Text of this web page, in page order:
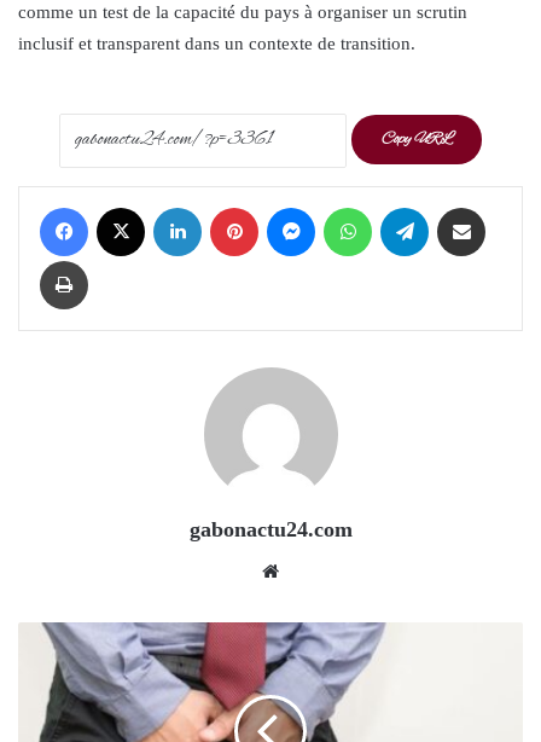
comme un test de la capacité du pays à organiser un scrutin
inclusif et transparent dans un contexte de transition.
Copy URL
Facebook LinkedIn Pinterest Messenger WhatsApp Telegram
Print
gabonactu24.com